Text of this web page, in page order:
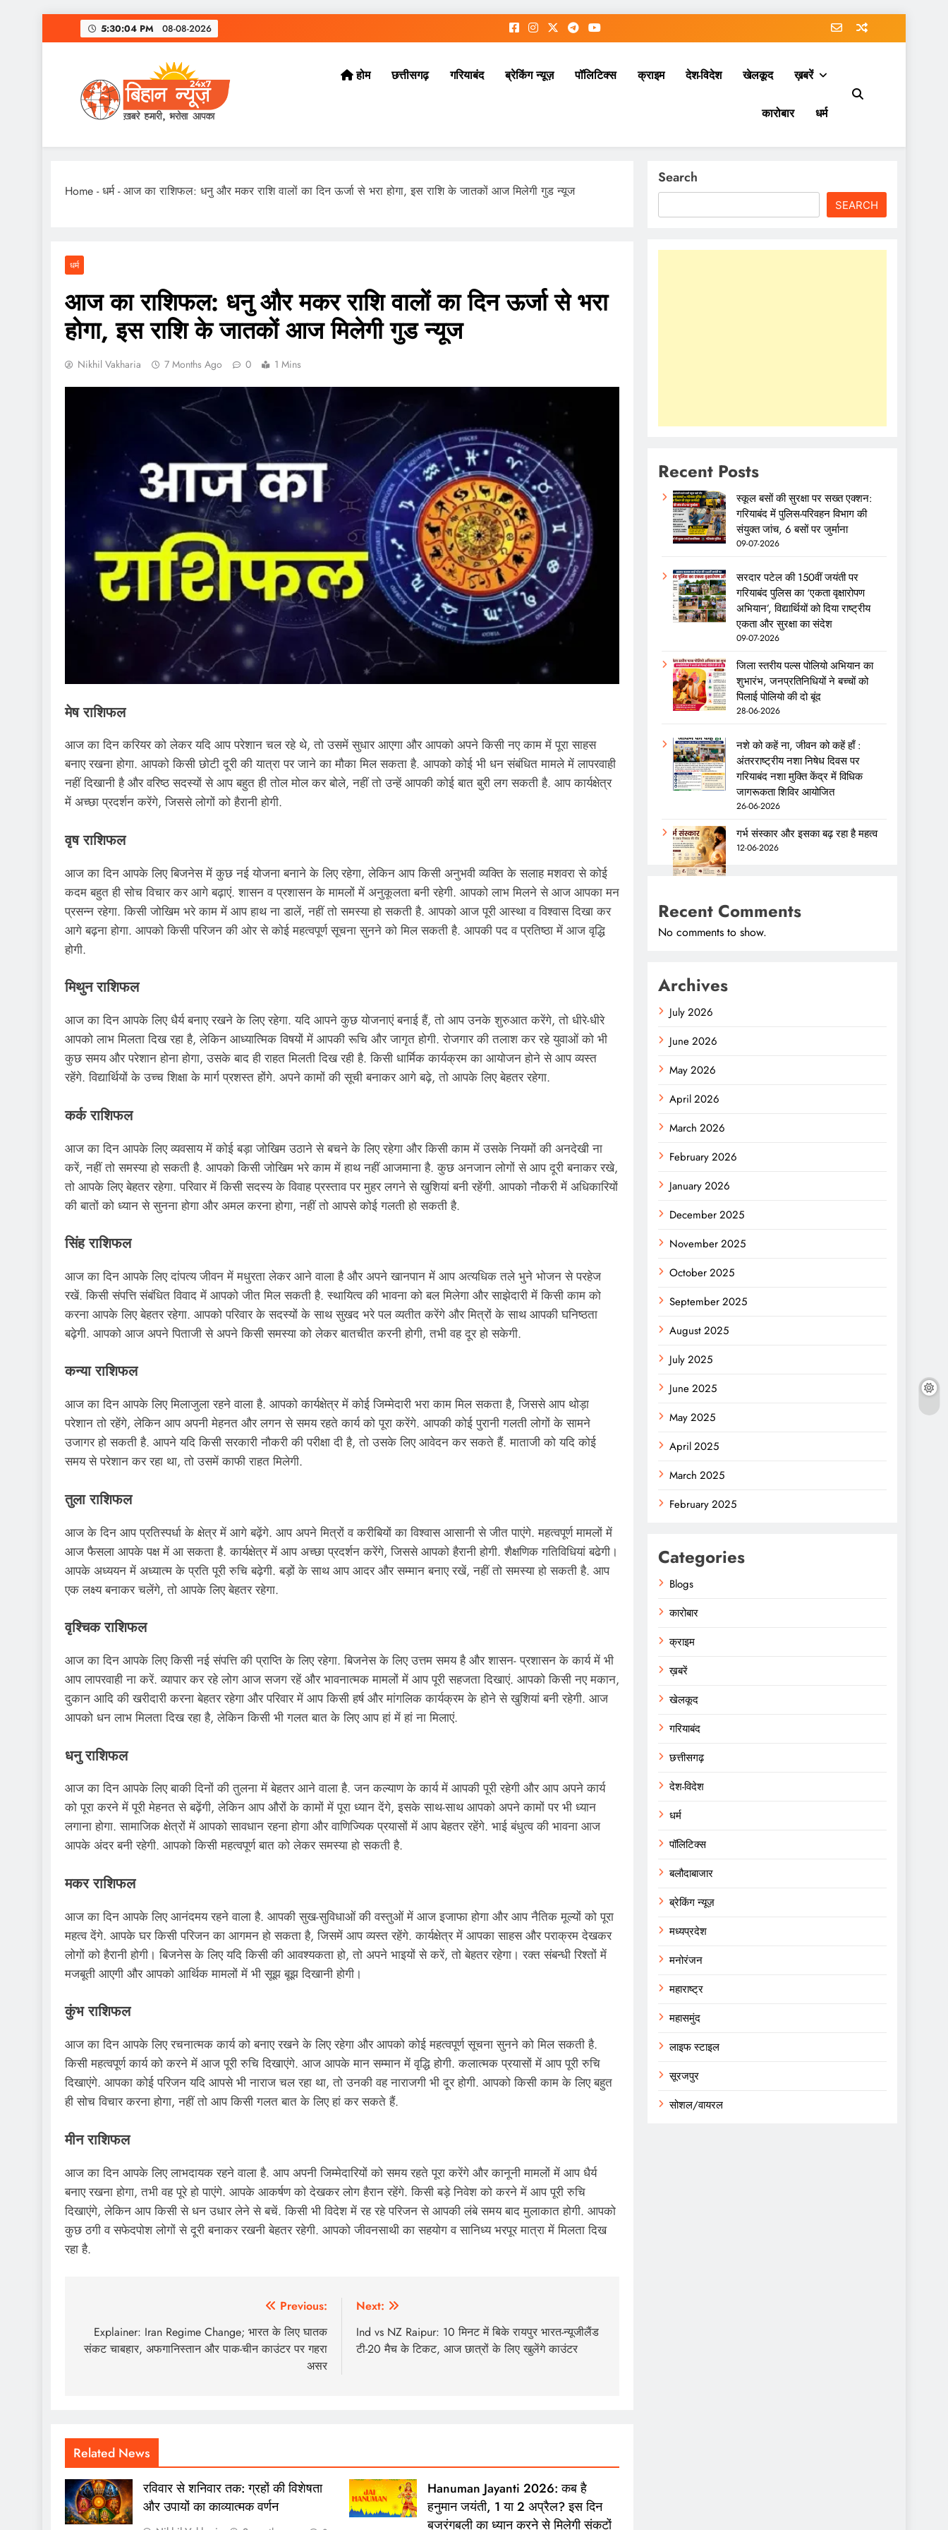
to
5:30:05 PM 08-08-2026
होम छत्तीसगढ़ गरियाबंद ब्रेकिंग न्यूज़ पॉलिटिक्स क्राइम देश-विदेश खेलकूद ख़बरें
कारोबार धर्म
Home -धर्म-आज का राशिफल: धनु और मकर राशि वालों का दिन ऊर्जा से भरा होगा, इस राशि के जातकों आज मिलेगी गुड न्यूज
धर्म
आज का राशिफल: धनु और मकर राशि वालों का दिन ऊर्जा से भरा
होगा, इस राशि के जातकों आज मिलेगी गुड न्यूज
Nikhil Vakharia 7 Months Ago 0 1 Mins
मेष राशिफल
आज का दिन करियर को लेकर यदि आप परेशान चल रहे थे, तो उसमें सुधार आएगा और आपको अपने किसी नए काम में पूरा साहस
बनाए रखना होगा. आपको किसी छोटी दूरी की यात्रा पर जाने का मौका मिल सकता है. आपको कोई भी धन संबंधित मामले में लापरवाही
नहीं दिखानी है और वरिष्ठ सदस्यों से आप बहुत ही तोल मोल कर बोले, नहीं तो उन्हें आपकी कोई बात बुरी लग सकती है. आप कार्यक्षेत्र
में अच्छा प्रदर्शन करेंगे, जिससे लोगों को हैरानी होगी.
वृष राशिफल
आज का दिन आपके लिए बिजनेस में कुछ नई योजना बनाने के लिए रहेगा, लेकिन आप किसी अनुभवी व्यक्ति के सलाह मशवरा से कोई
कदम बहुत ही सोच विचार कर आगे बढ़ाएं. शासन व प्रशासन के मामलों में अनुकूलता बनी रहेगी. आपको लाभ मिलने से आज आपका मन
प्रसन्न रहेगा. किसी जोखिम भरे काम में आप हाथ ना डालें, नहीं तो समस्या हो सकती है. आपको आज पूरी आस्था व विश्वास दिखा कर
आगे बढ़ना होगा. आपको किसी परिजन की ओर से कोई महत्वपूर्ण सूचना सुनने को मिल सकती है. आपकी पद व प्रतिष्ठा में आज वृद्धि
होगी.
मिथुन राशिफल
आज का दिन आपके लिए धैर्य बनाए रखने के लिए रहेगा. यदि आपने कुछ योजनाएं बनाई हैं, तो आप उनके शुरुआत करेंगे, तो धीरे-धीरे
आपको लाभ मिलता दिख रहा है, लेकिन आध्यात्मिक विषयों में आपकी रूचि और जागृत होगी. रोजगार की तलाश कर रहे युवाओं को भी
कुछ समय और परेशान होना होगा, उसके बाद ही राहत मिलती दिख रही है. किसी धार्मिक कार्यक्रम का आयोजन होने से आप व्यस्त
रहेंगे. विद्यार्थियों के उच्च शिक्षा के मार्ग प्रशस्त होंगे. अपने कामों की सूची बनाकर आगे बढ़े, तो आपके लिए बेहतर रहेगा.
कर्क राशिफल
आज का दिन आपके लिए व्यवसाय में कोई बड़ा जोखिम उठाने से बचने के लिए रहेगा और किसी काम में उसके नियमों की अनदेखी ना
करें, नहीं तो समस्या हो सकती है. आपको किसी जोखिम भरे काम में हाथ नहीं आजमाना है. कुछ अनजान लोगों से आप दूरी बनाकर रखे,
तो आपके लिए बेहतर रहेगा. परिवार में किसी सदस्य के विवाह प्रस्ताव पर मुहर लगने से खुशियां बनी रहेंगी. आपको नौकरी में अधिकारियों
की बातों को ध्यान से सुनना होगा और अमल करना होगा, नहीं तो आपसे कोई गलती हो सकती है.
सिंह राशिफल
आज का दिन आपके लिए दांपत्य जीवन में मधुरता लेकर आने वाला है और अपने खानपान में आप अत्यधिक तले भुने भोजन से परहेज
रखें. किसी संपत्ति संबंधित विवाद में आपको जीत मिल सकती है. स्थायित्व की भावना को बल मिलेगा और साझेदारी में किसी काम को
करना आपके लिए बेहतर रहेगा. आपको परिवार के सदस्यों के साथ सुखद भरे पल व्यतीत करेंगे और मित्रों के साथ आपकी घनिष्ठता
बढ़ेगी. आपको आज अपने पिताजी से अपने किसी समस्या को लेकर बातचीत करनी होगी, तभी वह दूर हो सकेगी.
कन्या राशिफल
आज का दिन आपके लिए मिलाजुला रहने वाला है. आपको कार्यक्षेत्र में कोई जिम्मेदारी भरा काम मिल सकता है, जिससे आप थोड़ा
परेशान तो रहेंगे, लेकिन आप अपनी मेहनत और लगन से समय रहते कार्य को पूरा करेंगे. आपकी कोई पुरानी गलती लोगों के सामने
उजागर हो सकती है. आपने यदि किसी सरकारी नौकरी की परीक्षा दी है, तो उसके लिए आवेदन कर सकते हैं. माताजी को यदि कोई
समय से परेशान कर रहा था, तो उसमें काफी राहत मिलेगी.
तुला राशिफल
आज के दिन आप प्रतिस्पर्धा के क्षेत्र में आगे बढ़ेंगे. आप अपने मित्रों व करीबियों का विश्वास आसानी से जीत पाएंगे. महत्वपूर्ण मामलों में
आज फैसला आपके पक्ष में आ सकता है. कार्यक्षेत्र में आप अच्छा प्रदर्शन करेंगे, जिससे आपको हैरानी होगी. शैक्षणिक गतिविधियां बढेगी।
आपके अध्ययन में अध्यात्म के प्रति पूरी रुचि बढ़ेगी. बड़ों के साथ आप आदर और सम्मान बनाए रखें, नहीं तो समस्या हो सकती है. आप
एक लक्ष्य बनाकर चलेंगे, तो आपके लिए बेहतर रहेगा.
वृश्चिक राशिफल
आज का दिन आपके लिए किसी नई संपत्ति की प्राप्ति के लिए रहेगा. बिजनेस के लिए उत्तम समय है और शासन- प्रशासन के कार्य में भी
आप लापरवाही ना करें. व्यापार कर रहे लोग आज सजग रहें और भावनात्मक मामलों में आप पूरी सहजता दिखाएं. आपको किसी नए मकान,
दुकान आदि की खरीदारी करना बेहतर रहेगा और परिवार में आप किसी हर्ष और मांगलिक कार्यक्रम के होने से खुशियां बनी रहेगी. आज
आपको धन लाभ मिलता दिख रहा है, लेकिन किसी भी गलत बात के लिए आप हां में हां ना मिलाएं.
धनु राशिफल
आज का दिन आपके लिए बाकी दिनों की तुलना में बेहतर आने वाला है. जन कल्याण के कार्य में आपकी पूरी रहेगी और आप अपने कार्य
को पूरा करने में पूरी मेहनत से बढ़ेंगी, लेकिन आप औरों के कामों में पूरा ध्यान देंगे, इसके साथ-साथ आपको अपने कामों पर भी ध्यान
लगाना होगा. सामाजिक क्षेत्रों में आपको सावधान रहना होगा और वाणिज्यिक प्रयासों में आप बेहतर रहेंगे. भाई बंधुत्व की भावना आज
आपके अंदर बनी रहेगी. आपको किसी महत्वपूर्ण बात को लेकर समस्या हो सकती है.
मकर राशिफल
आज का दिन आपके लिए आनंदमय रहने वाला है. आपकी सुख-सुविधाओं की वस्तुओं में आज इजाफा होगा और आप नैतिक मूल्यों को पूरा
महत्व देंगे. आपके घर किसी परिजन का आगमन हो सकता है, जिसमें आप व्यस्त रहेंगे. कार्यक्षेत्र में आपका साहस और पराक्रम देखकर
लोगों को हैरानी होगी। बिजनेस के लिए यदि किसी की आवश्यकता हो, तो अपने भाइयों से करें, तो बेहतर रहेगा। रक्त संबन्धी रिश्तों में
मजबूती आएगी और आपको आर्थिक मामलों में भी सूझ बूझ दिखानी होगी।
कुंभ राशिफल
आज का दिन आपके लिए रचनात्मक कार्य को बनाए रखने के लिए रहेगा और आपको कोई महत्वपूर्ण सूचना सुनने को मिल सकती है.
किसी महत्वपूर्ण कार्य को करने में आज पूरी रुचि दिखाएंगे. आज आपके मान सम्मान में वृद्धि होगी. कलात्मक प्रयासों में आप पूरी रुचि
दिखाएंगे. आपका कोई परिजन यदि आपसे भी नाराज चल रहा था, तो उनकी वह नाराजगी भी दूर होगी. आपको किसी काम के लिए बहुत
ही सोच विचार करना होगा, नहीं तो आप किसी गलत बात के लिए हां कर सकते हैं.
मीन राशिफल
आज का दिन आपके लिए लाभदायक रहने वाला है. आप अपनी जिम्मेदारियों को समय रहते पूरा करेंगे और कानूनी मामलों में आप धैर्य
बनाए रखना होगा, तभी वह पूरे हो पाएंगे. आपके आकर्षण को देखकर लोग हैरान रहेंगे. किसी बड़े निवेश को करने में आप पूरी रुचि
दिखाएंगे, लेकिन आप किसी से धन उधार लेने से बचें. किसी भी विदेश में रह रहे परिजन से आपकी लंबे समय बाद मुलाकात होगी. आपको
कुछ ठगी व सफेदपोश लोगों से दूरी बनाकर रखनी बेहतर रहेगी. आपको जीवनसाथी का सहयोग व सानिध्य भरपूर मात्रा में मिलता दिख
रहा है.
navigation
Previous:
Explainer: Iran Regime Change; भारत के लिए घातक
संकट चाबहार, अफगानिस्तान और पाक-चीन काउंटर पर गहरा
असर
Next:
Ind vs NZ Raipur: 10 मिनट में बिके रायपुर भारत-न्यूजीलैंड
टी-20 मैच के टिकट, आज छात्रों के लिए खुलेंगे काउंटर
Related News
रविवार से शनिवार तक: ग्रहों की विशेषता
और उपायों का काव्यात्मक वर्णन
Hanuman Jayanti 2026: कब है
हनुमान जयंती, 1 या 2 अप्रैल? इस दिन
बजरंगबली का ध्‍यान करने से मिलेगी संकटों
Search
SEARCH
Recent Posts
स्कूल बसों की सुरक्षा पर सख्त एक्शन:
गरियाबंद में पुलिस-परिवहन विभाग की
संयुक्त जांच, 6 बसों पर जुर्माना
09-07-2026
सरदार पटेल की 150वीं जयंती पर
गरियाबंद पुलिस का ‘एकता वृक्षारोपण
अभियान’, विद्यार्थियों को दिया राष्ट्रीय
एकता और सुरक्षा का संदेश
09-07-2026
जिला स्तरीय पल्स पोलियो अभियान का
शुभारंभ, जनप्रतिनिधियों ने बच्चों को
पिलाई पोलियो की दो बूंद
28-06-2026
नशे को कहें ना, जीवन को कहें हाँ :
अंतरराष्ट्रीय नशा निषेध दिवस पर
गरियाबंद नशा मुक्ति केंद्र में विधिक
जागरूकता शिविर आयोजित
26-06-2026
गर्भ संस्कार और इसका बढ़ रहा है महत्व
12-06-2026
Recent Comments
No comments to show.
Archives
July 2026
June 2026
May 2026
April 2026
March 2026
February 2026
January 2026
December 2025
November 2025
October 2025
September 2025
August 2025
July 2025
June 2025
May 2025
April 2025
March 2025
February 2025
Categories
Blogs
कारोबार
क्राइम
ख़बरें
खेलकूद
गरियाबंद
छत्तीसगढ़
देश-विदेश
धर्म
पॉलिटिक्स
बलौदाबाजार
ब्रेकिंग न्यूज़
मध्यप्रदेश
मनोरंजन
महाराष्ट्र
महासमुंद
लाइफ स्टाइल
सूरजपुर
सोशल/वायरल